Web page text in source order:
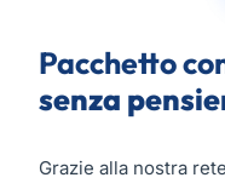
Pacchetto
senza
Grazie alla nostra